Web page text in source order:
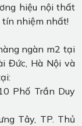
hiệu nội thất
tín nhiệm nhất!
ngàn m2 tại
Đức, Hà Nội và
Phố Trần Duy
Tây, TP. Thủ